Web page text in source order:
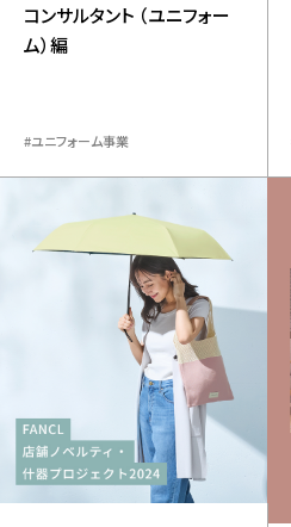
コンサルタント （ユニフォー
ム）編
ユニフォーム事業